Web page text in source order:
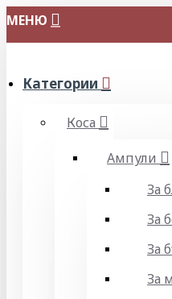
МЕНЮ
Категории
Коса
Ампули
За
За
За
За